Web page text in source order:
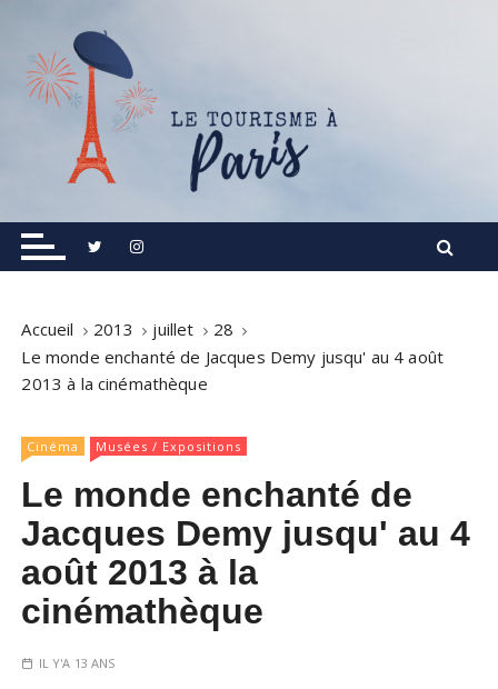
Le Tourisme à Paris
Informations touristiques, visites, excursions.
Accueil 2013 juillet
28
Le monde enchanté de Jacques Demy jusqu' au 4 août
2013 à la cinémathèque
Cinéma Musées / Expositions
Le monde enchanté de
Jacques Demy jusqu' au 4
août 2013 à la
cinémathèque
IL Y'A 13 ANS